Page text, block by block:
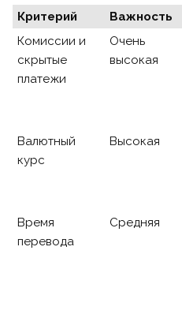
Критерий Важность
Комиссии и
скрытые
платежи
Очень
высокая
Валютный
курс
Высокая
Время
перевода
Средняя